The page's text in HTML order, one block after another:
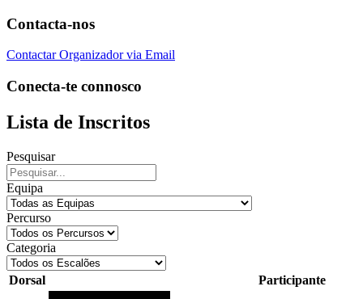
Contacta-nos
Contactar Organizador via Email
Conecta-te connosco
Lista de Inscritos
Pesquisar
Equipa
Percurso
Categoria
Dorsal Participante